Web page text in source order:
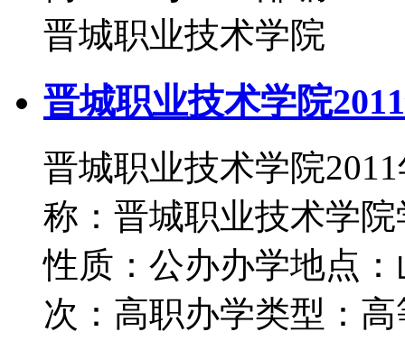
晋城职业技术学院
晋城职业技术学院
晋城职业技术学院
称：晋城职业技术学
性质：公办办学地点
次：高职办学类型：